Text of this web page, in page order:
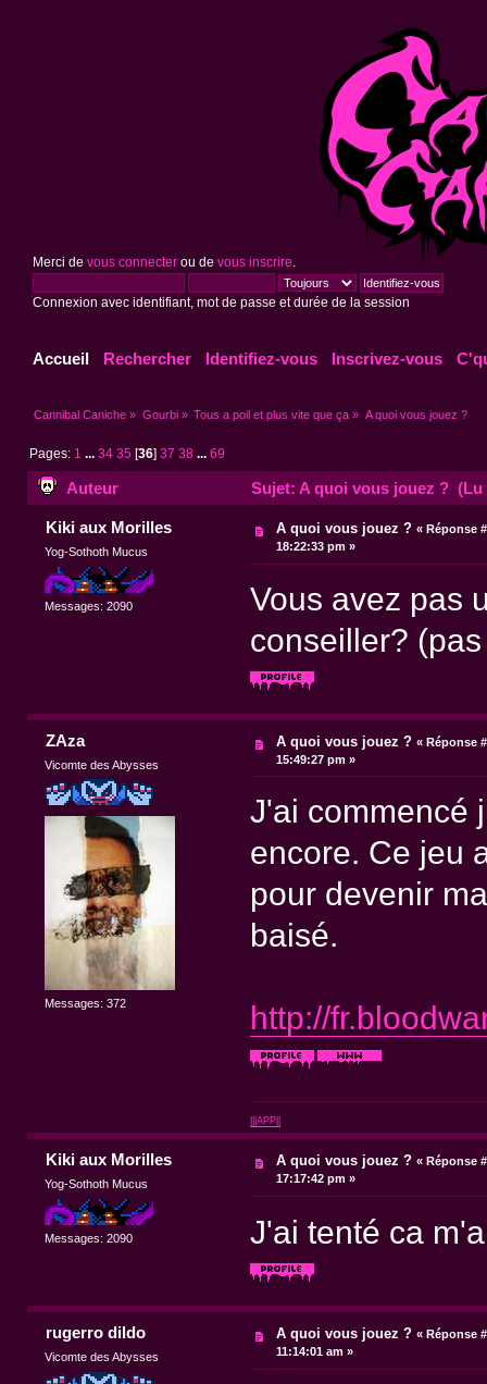
Merci de vous connecterou de vous inscrire
Connexion avec identifiant, mot de passe et durée de la session
Accueil Rechercher Identifiez-vous Inscrivez-vous
Cannibal Caniche » Gourbi» Tous a poil et plus vite que ça » A quoi vous jouez ?
Pages: 1 ...34 35 [36]37 38 ...69
Auteur Sujet: A quoi vous jouez ? (Lu
Kiki aux Morilles
Yog-Sothoth Mucus
Messages: 2090
A quoi vous jouez ? «Réponse
18:22:33 pm »
Vous avez pas
conseiller?
ZAza
Vicomte des Abysses
Messages: 372
A quoi vous jouez ? «Réponse
15:49:27 pm »
J'ai commencé
encore. Ce jeu
pour devenir
baisé.
http://
|||APP||
Kiki aux Morilles
Yog-Sothoth Mucus
Messages: 2090
A quoi vous jouez ? « Réponse
17:17:42 pm »
J'ai tenté ca
rugerro dildo
Vicomte des Abysses
A quoi vous jouez ? «Réponse
11:14:01 am »